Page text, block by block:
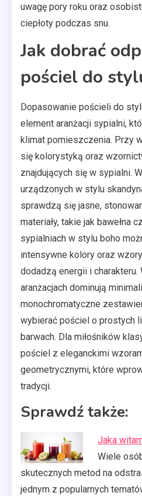
uwagę pory roku oraz
ciepłoty podczas snu.
Jak dobrać
pościel do
Dopasowanie pościeli do
element aranżacji sypialni,
klimat pomieszczenia. Przy
się kolorystyką oraz
znajdujących się w sypialni.
urządzonych w stylu
sprawdzą się jasne,
materiały, takie jak bawełna
sypialniach w stylu boho
intensywne kolory oraz
dodadzą energii i charakteru.
aranżacjach dominują
monochromatyczne
wybierać pościel o prostych
barwach. Dla miłośników
pościel z eleganckimi
geometrycznymi, które
tradycji.
Sprawdź także:
Jaka
Wiele
skutecznych metod na
jednym z popularnych